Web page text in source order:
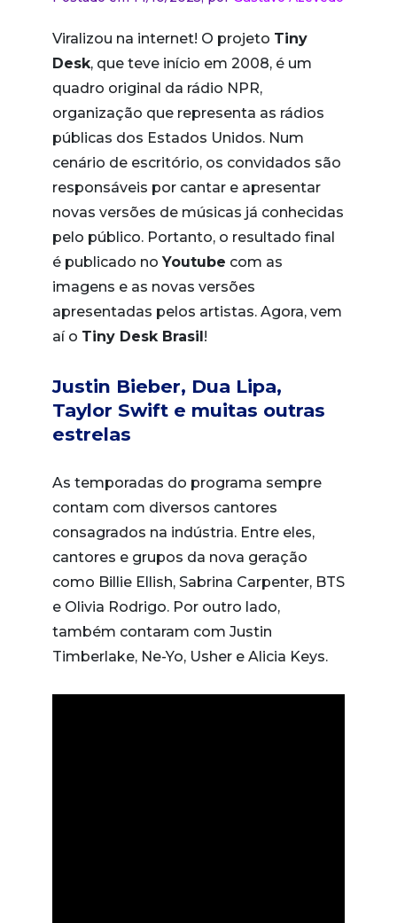
Viralizou na internet! O projeto Tiny
Desk, que teve início em 2008, é um
quadro original da rádio NPR,
organização que representa as rádios
públicas dos Estados Unidos. Num
cenário de escritório, os convidados são
responsáveis por cantar e apresentar
novas versões de músicas já conhecidas
pelo público. Portanto, o resultado final
é publicado no Youtube com as
imagens e as novas versões
apresentadas pelos artistas. Agora, vem
aí o Tiny Desk Brasil !
Justin Bieber, Dua Lipa,
Taylor Swift e muitas outras
estrelas
As temporadas do programa sempre
contam com diversos cantores
consagrados na indústria. Entre eles,
cantores e grupos da nova geração
como Billie Ellish, Sabrina Carpenter, BTS
e Olivia Rodrigo. Por outro lado,
também contaram com Justin
Timberlake, Ne-Yo, Usher e Alicia Keys.